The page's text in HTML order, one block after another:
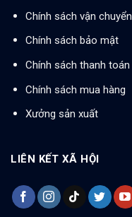
Chính sách vận chuyển
Chính sách bảo mật
Chính sách thanh toán
Chính sách mua hàng
Xưởng sản xuất
LIÊN KẾT XÃ HỘI